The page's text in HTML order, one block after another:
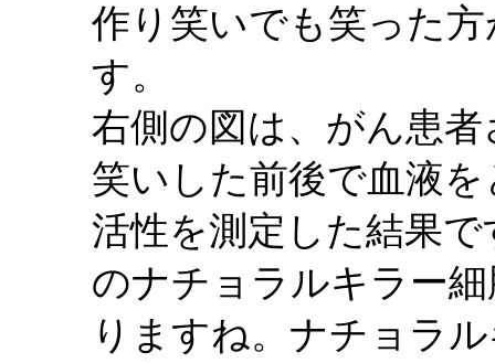
作り笑いでも笑った
す。
右側の図は、がん患
笑いした前後で血液
活性を測定した結果
のナチョラルキラー
りますね。ナチョラ